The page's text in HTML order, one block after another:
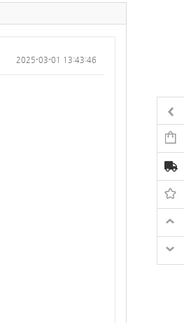
2025-03-01 13:43:46